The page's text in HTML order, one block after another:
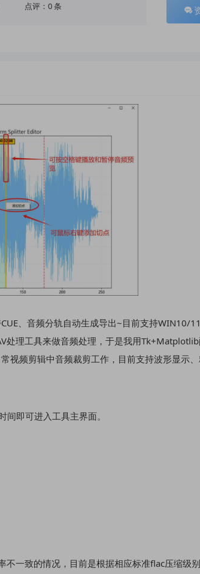
点评：0 条
、音频分轨自动生成导出~目前支持WIN10/
处理工具来做音频处理，于是我用
视频剪辑中音频裁剪工作，目前支持波形显示
即可进入工具主界面。
不一致的情况，目前是根据相应标准flac压缩级